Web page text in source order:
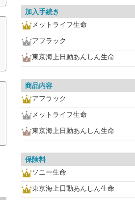
加入手続き
メットライフ生命
アフラック
東京海上日動あんしん生命
商品内容
アフラック
メットライフ生命
東京海上日動あんしん生命
保険料
ソニー生命
東京海上日動あんしん生命